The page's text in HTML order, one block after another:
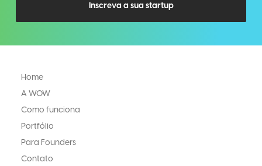
Inscreva a sua startup
Home
A WOW
Como funciona
Portfólio
Para Founders
Contato